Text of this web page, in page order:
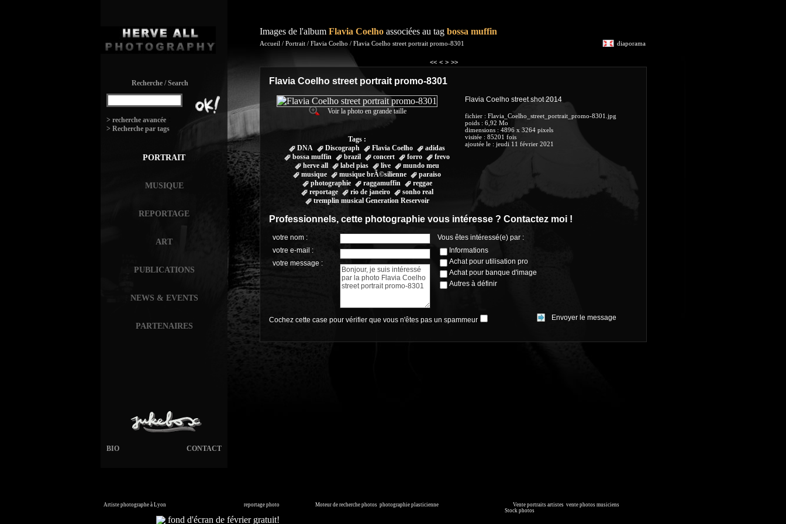
Recherche / Search
> recherche avancée
> Recherche par tags
PORTRAIT
MUSIQUE
REPORTAGE
ART
PUBLICATIONS
NEWS & EVENTS
PARTENAIRES
CONTACT
BIO
Images de l'album Flavia Coelho associées au tag bossa muffin
diaporama
Accueil / Portrait / Flavia Coelho / Flavia Coelho street portrait promo-8301
<< < > >>
Flavia Coelho street portrait promo-8301
Voir la photo en grande taille
Tags :
DNA
Discograph Flavia Coelho
adidas
bossa muffin
brazil concert forro
frevo
herve all
label pias live
mundo meu
musique
musique brÃ©silienne
paraiso
photographie
raggamuffin
reggae
reportage
rio de janeiro
sonho real
tremplin musical Generation Reservoir
Flavia Coelho street shot 2014
fichier : Flavia_Coelho_street_portrait_promo-8301.jpg
poids : 6,92 Mo
dimensions : 4896 x 3264 pixels
visitée : 85201 fois
ajoutée le : jeudi 11 février 2021
Professionnels, cette photographie vous intéresse ? Contactez moi !
votre nom :
votre e-mail :
votre message :
Vous êtes intéressé(e) par :
Informations
Achat pour utilisation pro
Achat pour banque d'image
Autres à définir
Cochez cette case pour vérifier que vous n'êtes pas un spammeur
fond d'écran de février gratuit!
Artiste photographe à Lyon reportage photo Moteur de recherche photos photographie plasticienne Vente portraits artistes vente photos musiciens
Stock photos, image collections.